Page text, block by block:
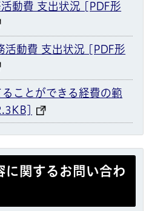
動費 支出状況 [PDF形
活動費 支出状況 [PDF形
ことができる経費の範
に関するお問い合わ